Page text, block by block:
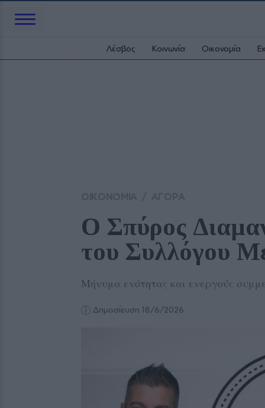
Λέσβος Κοινωνία Οικονομία
Ο Σπύρος
του Συλλόγου
Μήνυμα ενότητας και ενεργούς
Δημοσίευση 18/6/2026